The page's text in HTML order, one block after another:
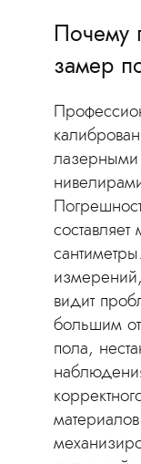
Почему
замер
видит
большим
пола,